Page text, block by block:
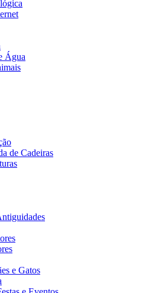
Água
de Cadeiras
e Gatos